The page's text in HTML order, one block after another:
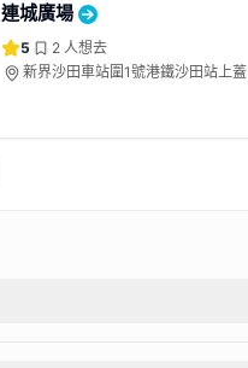
連城廣場
5 2 人想去
新界沙田車站圍1號港鐵沙田站上蓋